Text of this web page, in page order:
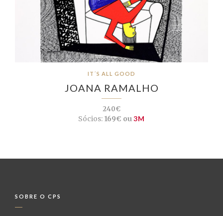
IT´S ALL GOOD
JOANA RAMALHO
240€
Sócios: 169€ ou3M
SOBRE O CPS